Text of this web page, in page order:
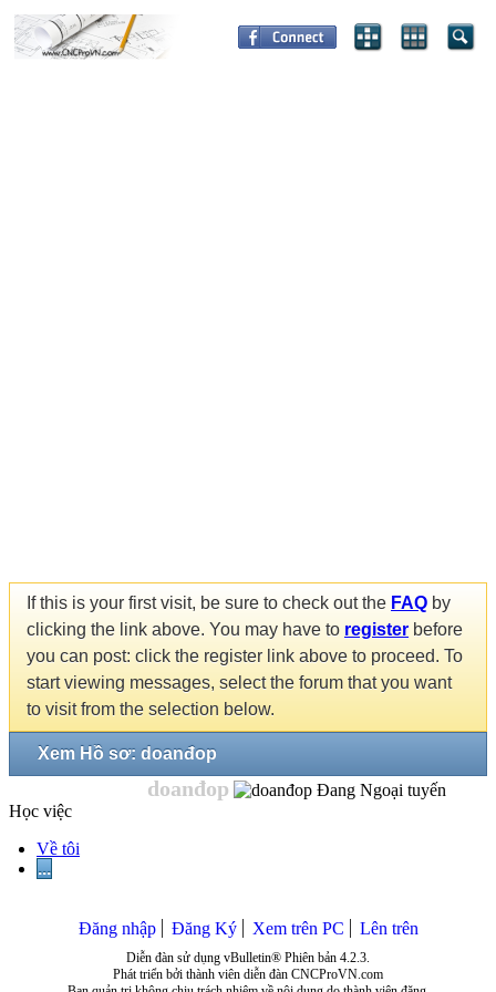
If this is your first visit, be sure to check out the FAQ by
clicking the link above. You may have to register before
you can post: click the register link above to proceed. To
start viewing messages, select the forum that you want
to visit from the selection below.
Xem Hồ sơ: doanđop
doanđop
Học việc
Về tôi
...
Đăng nhập Đăng Ký Xem trên PC Lên trên
Diễn đàn sử dụng vBulletin® Phiên bản 4.2.3.
Phát triển bởi thành viên diễn đàn CNCProVN.com